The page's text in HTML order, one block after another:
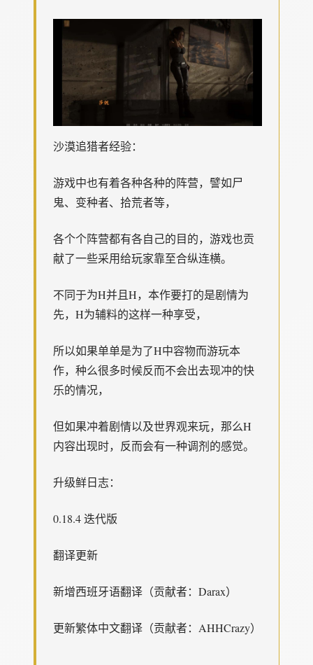
沙漠追猎者经验：
游戏中也有着各种各种的阵营，譬如尸
鬼、变种者、拾荒者等，
各个个阵营都有各自己的目的，游戏也贡
献了一些采用给玩家靠至合纵连横。
不同于为H并且H，本作要打的是剧情为
先，H为辅料的这样一种享受，
所以如果单单是为了H中容物而游玩本
作，种么很多时候反而不会出去现冲的快
乐的情况，
但如果冲着剧情以及世界观来玩，那么H
内容出现时，反而会有一种调剂的感觉。
升级鲜日志：
0.18.4 迭代版
翻译更新
新增西班牙语翻译（贡献者：Darax）
更新繁体中文翻译（贡献者：AHHCrazy）